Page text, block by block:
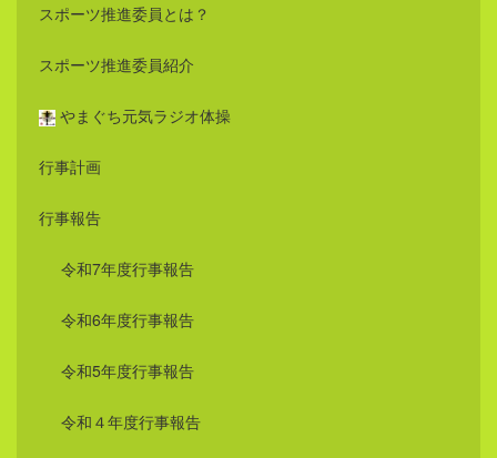
スポーツ推進委員とは？
スポーツ推進委員紹介
やまぐち元気ラジオ体操
行事計画
行事報告
令和7年度行事報告
令和6年度行事報告
令和5年度行事報告
令和４年度行事報告